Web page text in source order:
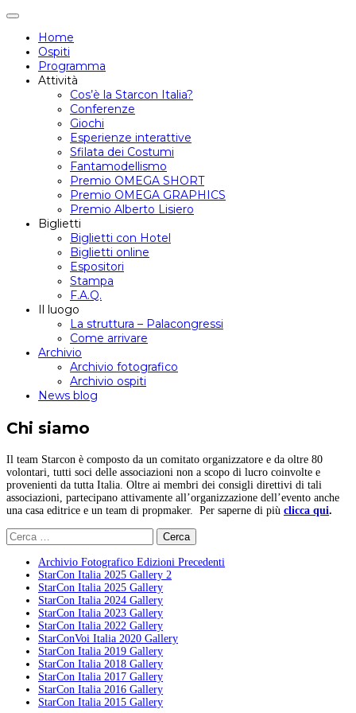
Attiva/disattiva
navigazione
Home
Ospiti
Programma
Attività
Cos’è la Starcon Italia?
Conferenze
Giochi
Esperienze interattive
Sfilata dei Costumi
Fantamodellismo
Premio OMEGA SHORT
Premio OMEGA GRAPHICS
Premio Alberto Lisiero
Biglietti
Biglietti con Hotel
Biglietti online
Espositori
Stampa
F.A.Q.
Il luogo
La struttura – Palacongressi
Come arrivare
Archivio
Archivio fotografico
Archivio ospiti
News blog
Chi siamo
Il team Starcon è composto da un comitato organizzatore e da oltre 80
volontari, tutti soci delle associazioni non a scopo di lucro coinvolte e
provenienti da tutta Italia. Oltre ai membri dei consigli direttivi di tali
associazioni, partecipano attivamente all’organizzazione dell’evento anche
una casa editrice e un team di propmaker. Per saperne di più clicca qui.
Ricerca
per:
Archivio Fotografico Edizioni Precedenti
StarCon Italia 2025 Gallery 2
StarCon Italia 2025 Gallery
StarCon Italia 2024 Gallery
StarCon Italia 2023 Gallery
StarCon Italia 2022 Gallery
StarConVoi Italia 2020 Gallery
StarCon Italia 2019 Gallery
StarCon Italia 2018 Gallery
StarCon Italia 2017 Gallery
StarCon Italia 2016 Gallery
StarCon Italia 2015 Gallery